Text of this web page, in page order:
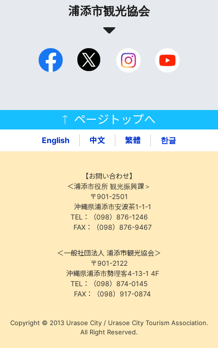
浦添市観光協会
ページトップへ
English 中文 繁體 한글
【お問い合わせ】
＜浦添市役所 観光振興課＞
〒901-2501
沖縄県浦添市安波茶1-1-1
TEL：（098）876-1246
FAX：（098）876-9467
＜一般社団法人 浦添市観光協会＞
〒901-2122
沖縄県浦添市勢理客4-13-1 4F
TEL：（098）874-0145
FAX：（098）917-0874
Copyright © 2013 Urasoe City / Urasoe City Tourism Association.
All Right Reserved.